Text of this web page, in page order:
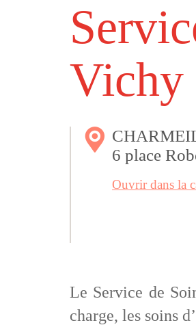
Vichy
6 place
Ouvrir dans la
Le Service de
charge, les soins